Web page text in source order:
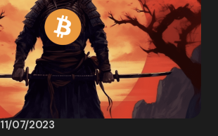
11/07/2023